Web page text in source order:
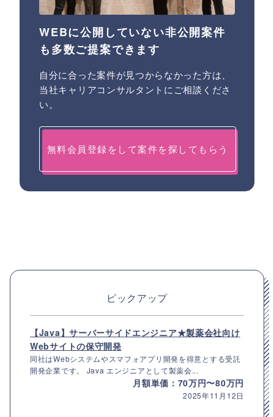
WEBに公開していない非公開案件
も多数ご提案できます
自分に合った案件が見つからなかった方は、
当社キャリアコンサルタントにご相談くださ
い。
無料会員登録をして案件を探してもらう
ピックアップ
【Java】サーバーサイドエンジニア★製薬会社向け
Webサイトの保守開発
同社はWebシステムやスマフォアプリ開発を得意とする受託
開発企業です。 Java エンジニアとして製薬会...
月額単価：70万円〜80万円
2025年11月12日